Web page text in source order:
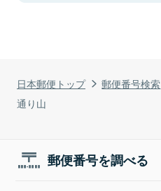
日本郵便トップ 郵便番号検索
通り山
郵便番号を調べる